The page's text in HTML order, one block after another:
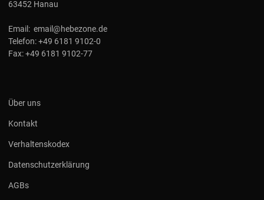
63452 Hanau
Email: email@hebezone.de
Telefon:+49 6181 9102-0
Fax:+49 6181 9102-77
Über uns
Kontakt
Verhaltenskodex
Datenschutzerklärung
AGBs